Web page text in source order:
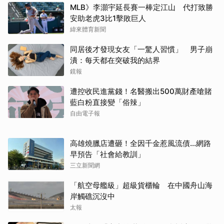
MLB》李灝宇延長賽一棒定江山 代打致勝
安助老虎3比1擊敗巨人
緯來體育新聞
同居後才發現女友「一驚人習慣」 男子崩
潰：每天都在突破我的結界
鏡報
遭控收民進黨錢！名醫搬出500萬財產嗆賭
藍白粉直接變「俗辣」
自由電子報
高雄燒臘店遭砸！全因千金惹風流債…網路
早預告「社會給教訓」
三立新聞網
「航空母艦級」超級貨櫃輪 在中國舟山海
岸觸礁沉沒中
太報